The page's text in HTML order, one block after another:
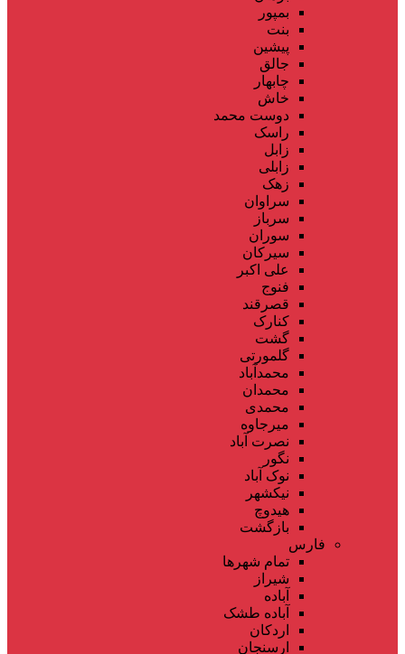
بمپور
بنت
پیشین
جالق
چابهار
خاش
دوست محمد
راسک
زابل
زابلی
زهک
سراوان
سرباز
سوران
سیرکان
علی اکبر
فنوج
قصرقند
کنارک
گشت
گلمورتی
محمدآباد
محمدان
محمدی
میرجاوه
نصرت آباد
نگور
نوک آباد
نیکشهر
هیدوچ
بازگشت
فارس
تمام شهر‌ها
شیراز
آباده
آباده طشک
اردکان
ارسنجان